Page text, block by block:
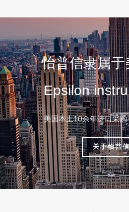
怡普信隶属于
Epsilon
美国本土10余年进口采
关于怡普